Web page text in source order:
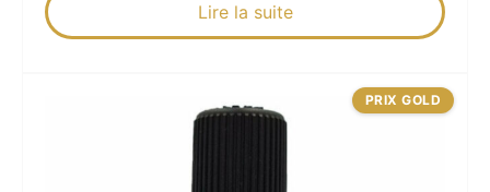
Lire la suite
PRIX GOLD